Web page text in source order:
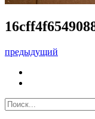
предыдущий